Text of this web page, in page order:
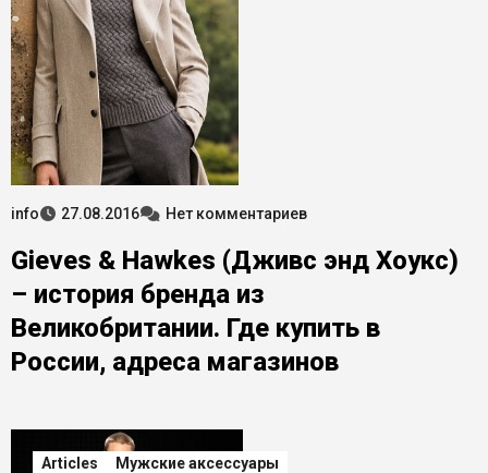
info 27.08.2016 Нет комментариев
Gieves & Hawkes (Дживс энд Хоукс)
– история бренда из
Великобритании. Где купить в
России, адреса магазинов
Articles Мужские аксессуары